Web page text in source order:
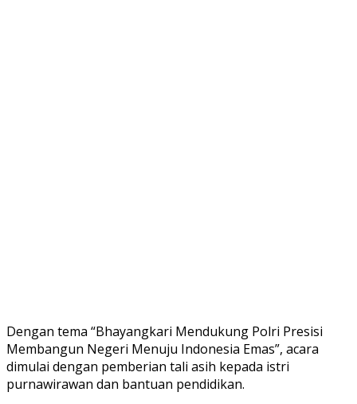
Dengan tema “Bhayangkari Mendukung Polri Presisi
Membangun Negeri Menuju Indonesia Emas”, acara
dimulai dengan pemberian tali asih kepada istri
purnawirawan dan bantuan pendidikan.